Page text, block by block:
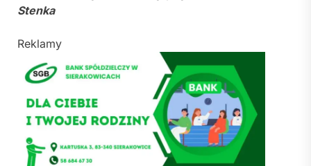
Stenka
Reklamy